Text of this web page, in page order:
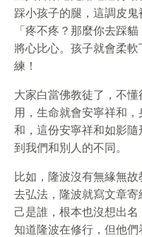
踩小孩子的腿，這調皮鬼
「疼不疼？那麼你去踩
將心比心。孩子就會柔軟
練！
大家白當佛教徒了，不
用，生命就會安寧祥和
和，這份安寧祥和如影
到我們和別人的不同。
比如，隆波沒有無緣無
去弘法，隆波就寫文章
己是誰，根本也沒想出
知道隆波在修行，但他們